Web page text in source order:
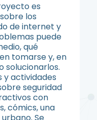
es
los
de internet y
puede
qué
tomarse y, en
solucionarlos.
y actividades
seguridad
con
cómics, una